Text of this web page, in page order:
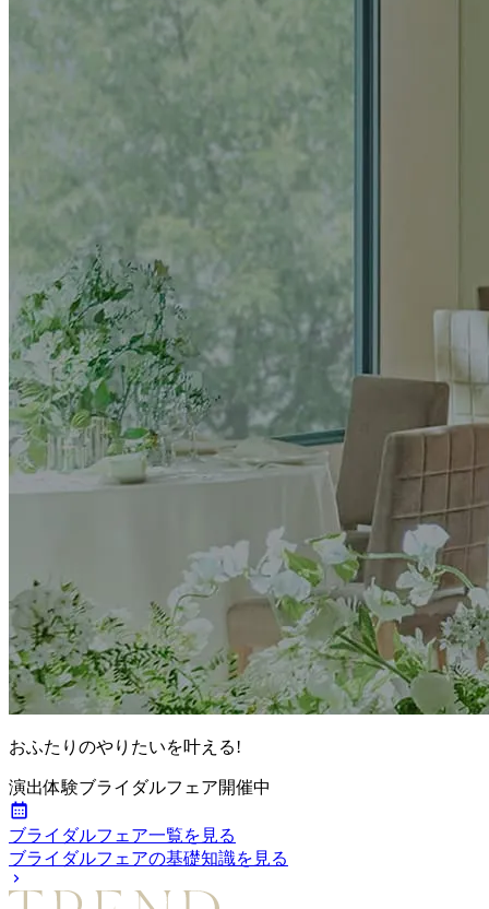
おふたりのやりたいを叶える!
演出体験ブライダルフェア開催中
ブライダルフェア一覧を見る
ブライダルフェアの基礎知識を見る